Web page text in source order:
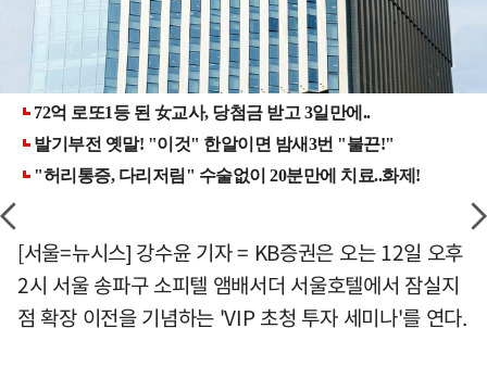
[서울=뉴시스] 강수윤 기자 = KB증권은 오는 12일 오후
2시 서울 송파구 소피텔 앰배서더 서울호텔에서 잠실지
점 확장 이전을 기념하는 'VIP 초청 투자 세미나'를 연다.